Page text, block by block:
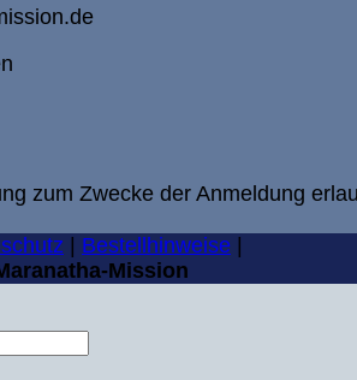
zum Zwecke der Anmeldung
| Bestellhinweise |
Mission